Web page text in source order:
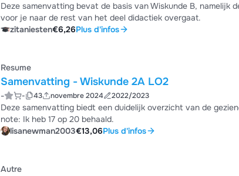
Deze samenvatting bevat de basis van Wiskunde B, namelijk
voor je naar de rest van het deel didactiek overgaat.
zitaniesten€6,26Plus d'infos
Resume
Samenvatting - Wiskunde 2A LO2
- - 43 novembre 2024 2022/2023
Deze samenvatting biedt een duidelijk overzicht van de geziene
note: Ik heb 17 op 20 behaald.
lisanewman2003€13,06Plus d'infos
Autre